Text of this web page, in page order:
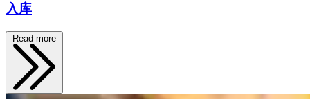
入库
Read more